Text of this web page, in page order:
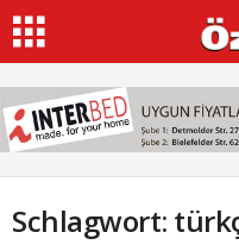
Schlagwort: